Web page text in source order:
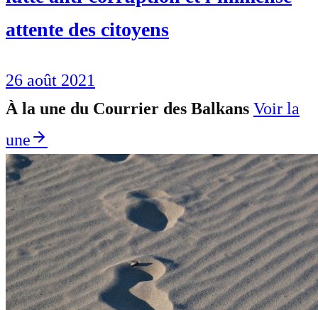
attente des citoyens
26 août 2021
À la une du Courrier des Balkans Voir la
une